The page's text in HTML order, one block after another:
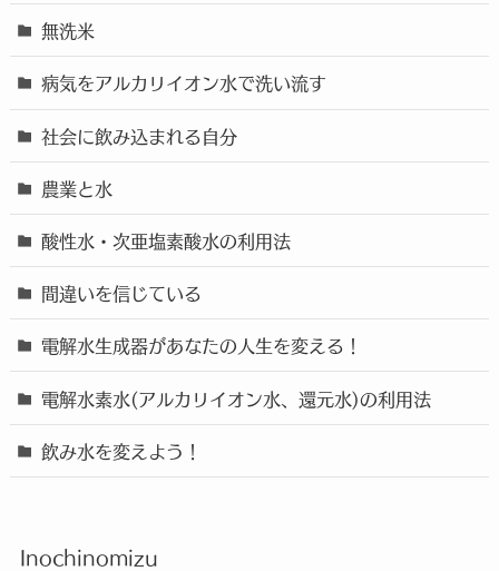
無洗米
病気をアルカリイオン水で洗い流す
社会に飲み込まれる自分
農業と水
酸性水・次亜塩素酸水の利用法
間違いを信じている
電解水生成器があなたの人生を変える！
電解水素水(アルカリイオン水、還元水)の利用法
飲み水を変えよう！
Inochinomizu